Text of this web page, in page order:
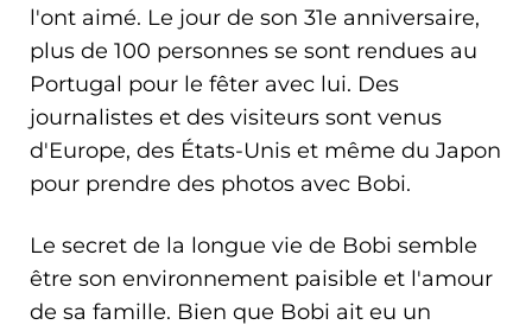
l'ont aimé. Le jour de son 31e anniversaire,
plus de 100 personnes se sont rendues au
Portugal pour le fêter avec lui. Des
journalistes et des visiteurs sont venus
d'Europe, des États-Unis et même du Japon
pour prendre des photos avec Bobi.
Le secret de la longue vie de Bobi semble
être son environnement paisible et l'amour
de sa famille. Bien que Bobi ait eu un